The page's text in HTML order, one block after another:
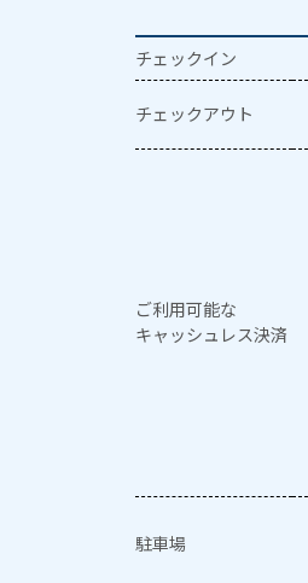
チェックイン
チェックアウト
ご利用可能な
キャッシュレス決済
駐車場